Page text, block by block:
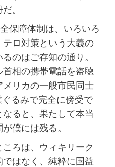
。
保障体制は、いろいろ
テロ対策という大義の
のはご存知の通り。
相の携帯電話を盗聴
メリカの一般市民同士
るみで完全に傍受で
ると、果たして本当
僕には残る。
ろは、ウィキリーク
はなく、純粋に国益